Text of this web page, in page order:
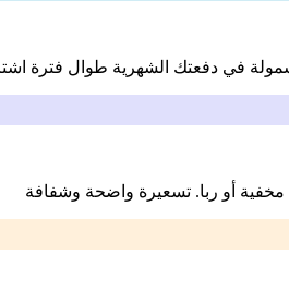
في دفعتك الشهرية طوال فترة
أو ربا. تسعيرة واضحة وشفافة